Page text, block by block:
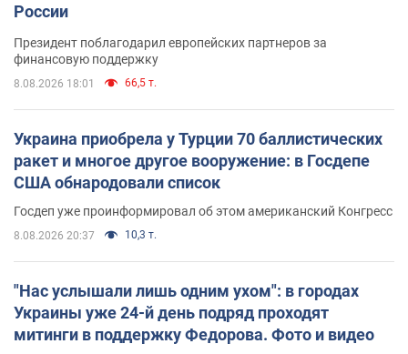
России
Президент поблагодарил европейских партнеров за
финансовую поддержку
8.08.2026 18:01 66,5 т.
Украина приобрела у Турции 70 баллистических
ракет и многое другое вооружение: в Госдепе
США обнародовали список
Госдеп уже проинформировал об этом американский Конгресс
8.08.2026 20:37 10,3 т.
"Нас услышали лишь одним ухом": в городах
Украины уже 24-й день подряд проходят
митинги в поддержку Федорова. Фото и видео